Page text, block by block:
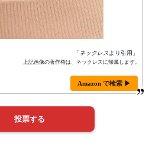
「ネックレス より引用」
上記画像の著作権は、ネックレスに帰属します。
Amazon で検索 ▶